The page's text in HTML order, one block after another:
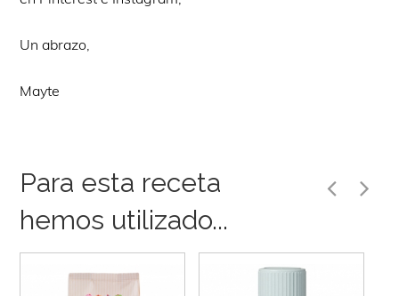
Un abrazo,
Mayte
Para esta receta
hemos utilizado...